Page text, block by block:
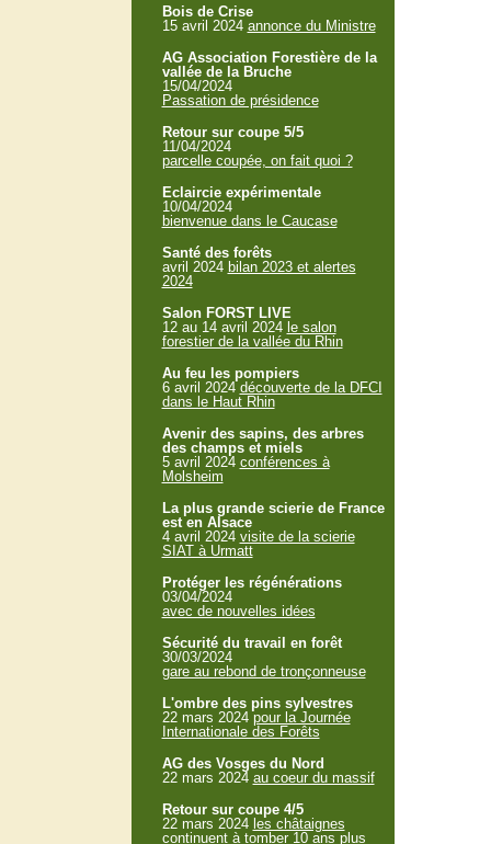
Bois de Crise
15 avril 2024 annonce du Ministre
AG Association Forestière de la
vallée de la Bruche
15/04/2024
Passation de présidence
Retour sur coupe 5/5
11/04/2024
parcelle coupée, on fait quoi ?
Eclaircie expérimentale
10/04/2024
bienvenue dans le Caucase
Santé des forêts
avril 2024 bilan 2023 et alertes
2024
Salon FORST LIVE
12 au 14 avril 2024 le salon
forestier de la vallée du Rhin
Au feu les pompiers
6 avril 2024 découverte de la DFCI
dans le Haut Rhin
Avenir des sapins, des arbres
des champs et miels
5 avril 2024 conférences à
Molsheim
La plus grande scierie de France
est en Alsace
4 avril 2024 visite de la scierie
SIAT à Urmatt
Protéger les régénérations
03/04/2024
avec de nouvelles idées
Sécurité du travail en forêt
30/03/2024
gare au rebond de tronçonneuse
L'ombre des pins sylvestres
22 mars 2024 pour la Journée
Internationale des Forêts
AG des Vosges du Nord
22 mars 2024 au coeur du massif
Retour sur coupe 4/5
22 mars 2024 les châtaignes
continuent à tomber 10 ans plus